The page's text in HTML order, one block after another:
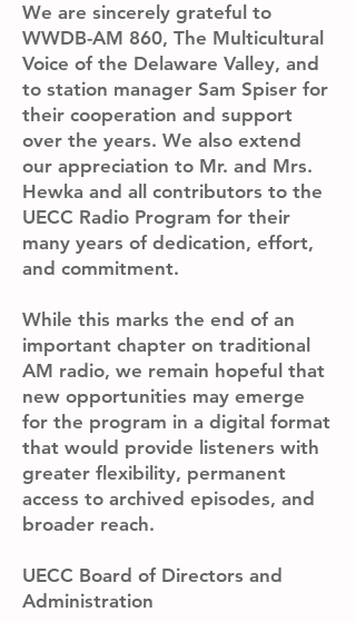
We are sincerely grateful to
WWDB-AM 860, The Multicultural
Voice of the Delaware Valley, and
to station manager Sam Spiser for
their cooperation and support
over the years. We also extend
our appreciation to Mr. and Mrs.
Hewka and all contributors to the
UECC Radio Program for their
many years of dedication, effort,
and commitment.
While this marks the end of an
important chapter on traditional
AM radio, we remain hopeful that
new opportunities may emerge
for the program in a digital format
that would provide listeners with
greater flexibility, permanent
access to archived episodes, and
broader reach.
UECC Board of Directors and
Administration